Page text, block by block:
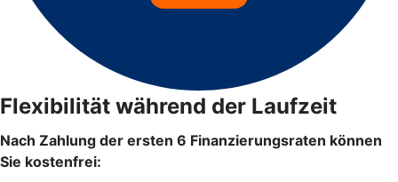
Flexibilität während der Laufzeit
Nach Zahlung der ersten 6 Finanzierungsraten können
Sie kostenfrei: